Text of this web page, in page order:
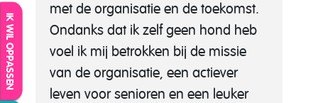
IK WIL OPPASSEN
met de organisatie en de toekomst.
Ondanks dat ik zelf geen hond heb
voel ik mij betrokken bij de missie
van de organisatie, een actiever
leven voor senioren en een leuker